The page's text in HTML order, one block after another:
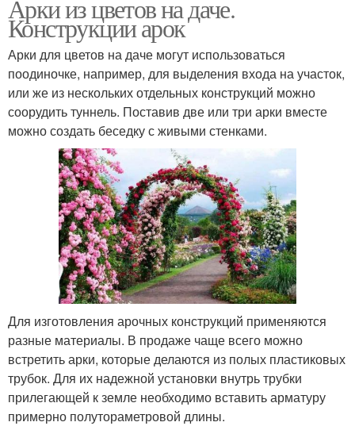
Арки из цветов на даче.
Конструкции арок
Арки для цветов на даче могут использоваться
поодиночке, например, для выделения входа на участок,
или же из нескольких отдельных конструкций можно
соорудить туннель. Поставив две или три арки вместе
можно создать беседку с живыми стенками.
Для изготовления арочных конструкций применяются
разные материалы. В продаже чаще всего можно
встретить арки, которые делаются из полых пластиковых
трубок. Для их надежной установки внутрь трубки
прилегающей к земле необходимо вставить арматуру
примерно полутораметровой длины.